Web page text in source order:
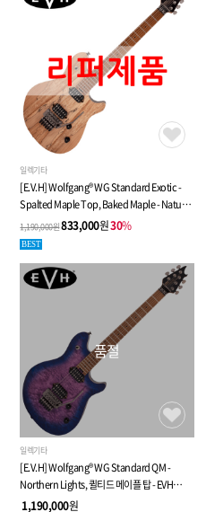
일렉기타
[E.V.H] Wolfgang® WG Standard Exotic -
Spalted Maple Top, Baked Maple - Natural
- EVH 울프강 WG 스탠다드 시리즈 - 리퍼제품 -
바디 옆면 스트래치
1,190,000원833,000원30%
BEST
품절
일렉기타
[E.V.H] Wolfgang® WG Standard QM -
Northern Lights, 퀼티드 메이플 탑 - EVH
울프강 스탠다드 시리즈
1,190,000원